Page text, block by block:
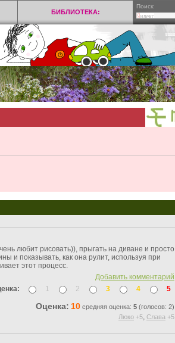
БИБЛИОТЕКА:
Поиск:
любит рисовать)), прыгать на диване и просто
и показывать, как она рулит, используя при
этот процесс.
Добавить комментарий
1 2 3 4 5
Оценка: 10 средняя оценка: 5 (голосов: 2)
Люко +5, Слава +5